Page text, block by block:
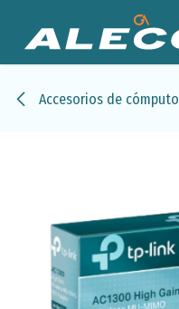
Accesorios de cómputo